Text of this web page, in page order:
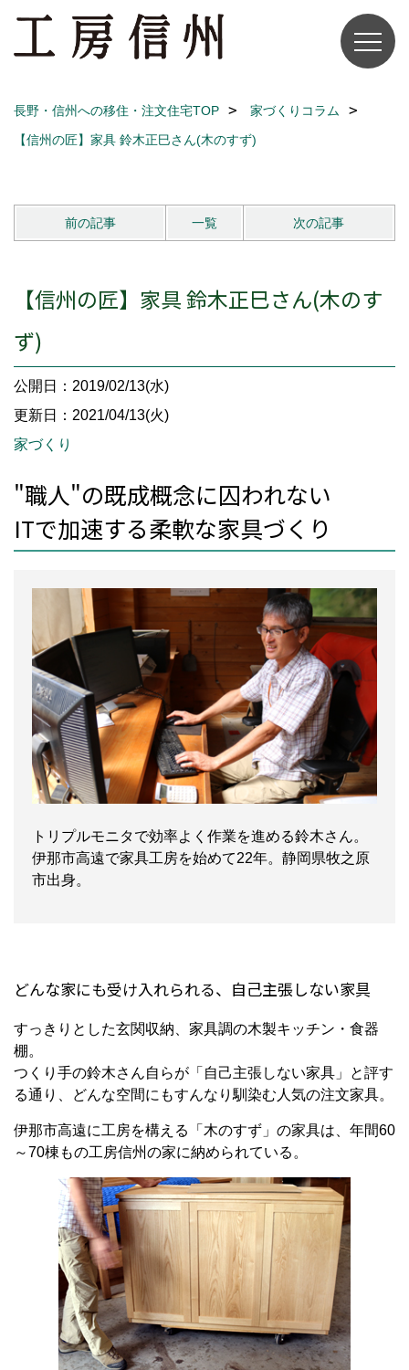
長野・信州への移住・注文住宅TOP
家づくりコラム
【信州の匠】家具 鈴木正巳さん(木のすず)
前の記事 一覧 次の記事
【信州の匠】家具 鈴木正巳さん(木のす
ず)
公開日：2019/02/13(水)
更新日：2021/04/13(火)
家づくり
"職人"の既成概念に囚われない
ITで加速する柔軟な家具づくり
トリプルモニタで効率よく作業を進める鈴木さん。
伊那市高遠で家具工房を始めて22年。静岡県牧之原
市出身。
どんな家にも受け入れられる、自己主張しない家具
すっきりとした玄関収納、家具調の木製キッチン・食器
棚。
つくり手の鈴木さん自らが「自己主張しない家具」と評す
る通り、どんな空間にもすんなり馴染む人気の注文家具。
伊那市高遠に工房を構える「木のすず」の家具は、年間60
～70棟もの工房信州の家に納められている。